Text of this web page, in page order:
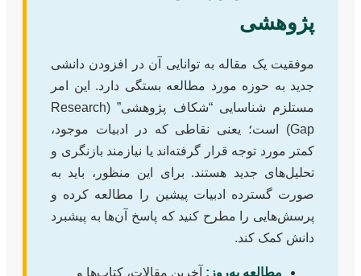
پژوهشی
موفقیت یک مقاله به توانایی آن در افزودن دانشی
جدید به حوزه مورد مطالعه بستگی دارد. این امر
مستلزم شناسایی “شکاف پژوهشی” (Research
Gap) است؛ یعنی نقاطی که در ادبیات موجود،
کمتر مورد توجه قرار گرفته‌اند یا نیازمند بازنگری و
تحلیل‌های جدید هستند. برای این منظور، باید به
صورت گسترده ادبیات پیشین را مطالعه کرده و
پرسش‌هایی را مطرح کنید که پاسخ آن‌ها به پیشبرد
دانش کمک کند.
مطالعه به‌روز: آخرین مقالات، کتاب‌ها و